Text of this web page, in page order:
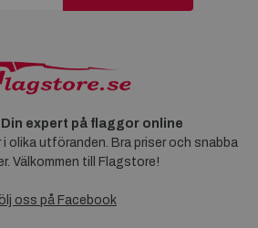
expert på flaggor online
olika utföranden. Bra priser och snabba
Välkommen till Flagstore!
oss på Facebook